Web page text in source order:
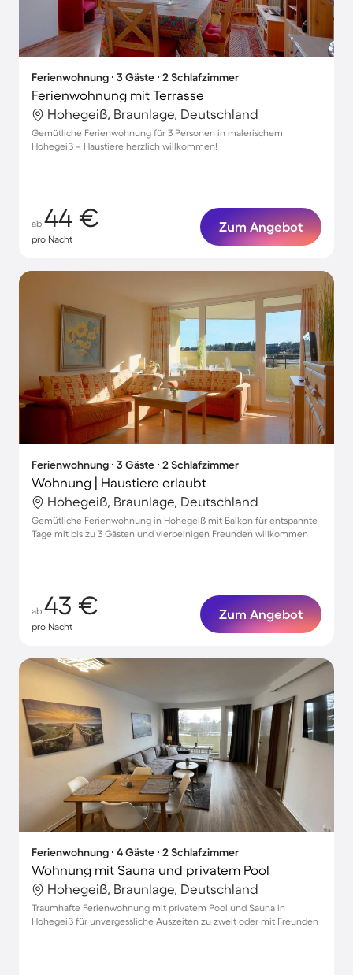
Ferienwohnung ∙ 3 Gäste ∙ 2 Schlafzimmer
Ferienwohnung mit Terrasse
Hohegeiß, Braunlage, Deutschland
Gemütliche Ferienwohnung für 3 Personen in malerischem
Hohegeiß – Haustiere herzlich willkommen!
ab 44 €
pro Nacht
Zum Angebot
Ferienwohnung ∙ 3 Gäste ∙ 2 Schlafzimmer
Wohnung | Haustiere erlaubt
Hohegeiß, Braunlage, Deutschland
Gemütliche Ferienwohnung in Hohegeiß mit Balkon für entspannte
Tage mit bis zu 3 Gästen und vierbeinigen Freunden willkommen
ab 43 €
pro Nacht
Zum Angebot
Ferienwohnung ∙ 4 Gäste ∙ 2 Schlafzimmer
Wohnung mit Sauna und privatem Pool
Hohegeiß, Braunlage, Deutschland
Traumhafte Ferienwohnung mit privatem Pool und Sauna in
Hohegeiß für unvergessliche Auszeiten zu zweit oder mit Freunden